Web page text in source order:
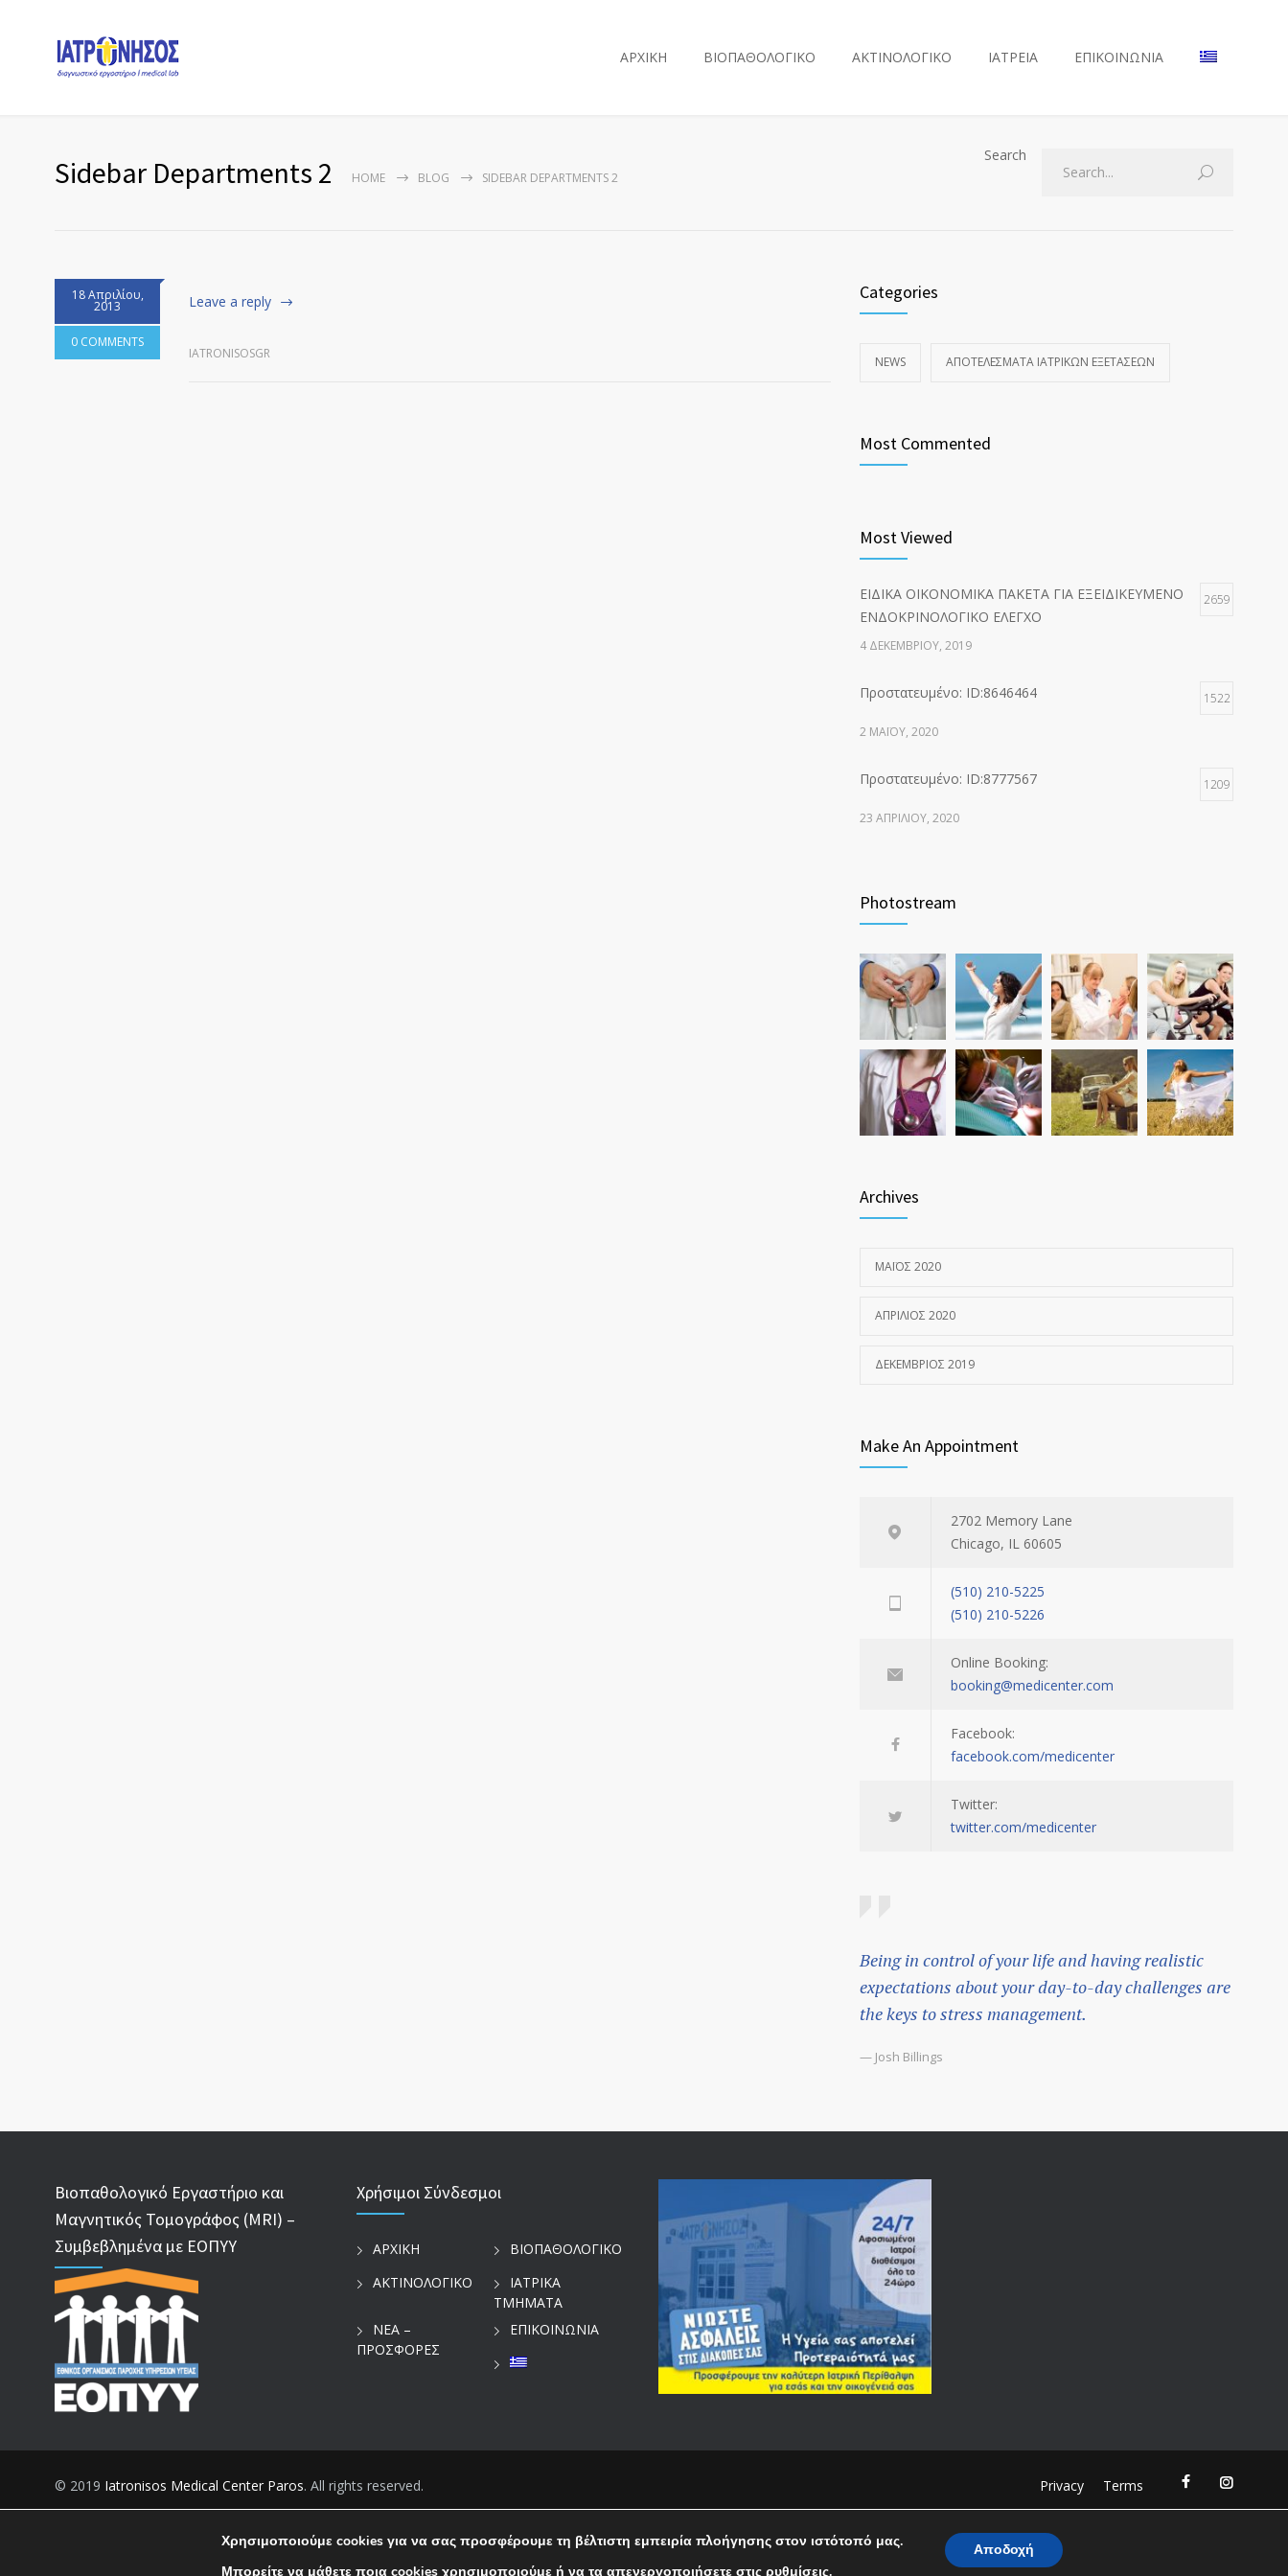
ΑΡΧΙΚΗ ΒΙΟΠΑΘΟΛΟΓΙΚΟ ΑΚΤΙΝΟΛΟΓΙΚΟ ΙΑΤΡΕΙΑ ΕΠΙΚΟΙΝΩΝΙΑ
Sidebar Departments 2 HOME BLOG SIDEBAR DEPARTMENTS 2
Search
18 Απριλίου,
2013
0 COMMENTS
Leave a reply
IATRONISOSGR
Categories
NEWS ΑΠΟΤΕΛΈΣΜΑΤΑ ΙΑΤΡΙΚΏΝ ΕΞΕΤΆΣΕΩΝ
Most Commented
Most Viewed
ΕΙΔΙΚΑ ΟΙΚΟΝΟΜΙΚΑ ΠΑΚΕΤΑ ΓΙΑ ΕΞΕΙΔΙΚΕΥΜΕΝΟ
ΕΝΔΟΚΡΙΝΟΛΟΓΙΚΟ ΕΛΕΓΧΟ
2659
4 ΔΕΚΕΜΒΡΊΟΥ, 2019
Πρoστατευμένο: ID:8646464 1522
2 ΜΑΪ́ΟΥ, 2020
Πρoστατευμένο: ID:8777567 1209
23 ΑΠΡΙΛΊΟΥ, 2020
Photostream
Archives
ΜΆΙΟΣ 2020
ΑΠΡΊΛΙΟΣ 2020
ΔΕΚΈΜΒΡΙΟΣ 2019
Make An Appointment
2702 Memory Lane
Chicago, IL 60605
(510) 210-5225
(510) 210-5226
Online Booking:
booking@medicenter.com
Facebook:
facebook.com/medicenter
Twitter:
twitter.com/medicenter
Being in control of your life and having realistic
expectations about your day-to-day challenges are
the keys to stress management.
— Josh Billings
Βιοπαθολογικό Εργαστήριο και
Μαγνητικός Τομογράφος (MRI) –
Συμβεβλημένα με ΕΟΠΥΥ
Χρήσιμοι Σύνδεσμοι
ΑΡΧΙΚΗ
ΒΙΟΠΑΘΟΛΟΓΙΚΟ
ΑΚΤΙΝΟΛΟΓΙΚΟ
ΙΑΤΡΙΚΑ
ΤΜΗΜΑΤΑ
ΝΕΑ –
ΠΡΟΣΦΟΡΕΣ
ΕΠΙΚΟΙΝΩΝΙΑ
© 2019 Iatronisos Medical Center Paros. All rights reserved. Privacy Terms
Χρησιμοποιούμε cookies για να σας προσφέρουμε τη βέλτιστη εμπειρία πλοήγησης στον ιστότοπό μας.
Μπορείτε να μάθετε ποια cookies χρησιμοποιούμε ή να τα απενεργοποιήσετε στις ρυθμίσεις.
Αποδοχή
Ελληνικα